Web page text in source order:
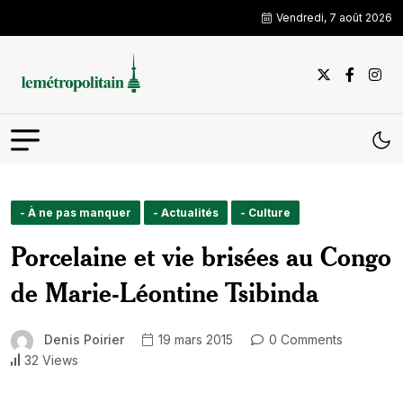
Vendredi, 7 août 2026
- À ne pas manquer - Actualités - Culture
Porcelaine et vie brisées au Congo
de Marie-Léontine Tsibinda
Denis Poirier 19 mars 2015
0 Comments
32 Views